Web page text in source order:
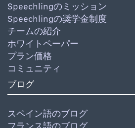
Speechlingのミッション
Speechlingの奨学金制度
チームの紹介
ホワイトペーパー
プラン価格
コミュニティ
ブログ
スペイン語のブログ
フランス語のブログ